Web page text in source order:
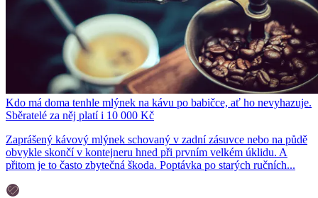
Kdo má doma tenhle mlýnek na kávu po babičce, ať ho nevyhazuje.
Sběratelé za něj platí i 10 000 Kč
Zaprášený kávový mlýnek schovaný v zadní zásuvce nebo na půdě
obvykle skončí v kontejneru hned při prvním velkém úklidu. A
přitom je to často zbytečná škoda. Poptávka po starých ručních...